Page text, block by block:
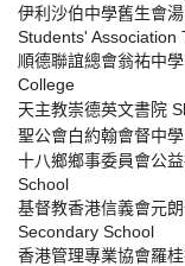
伊利沙伯中學舊生會
Students' Association
順德聯誼總會翁祐中
College
天主教崇德英文書院
聖公會白約翰會督中
十八鄉鄉事委員會公
School
基督教香港信義會元
Secondary School
香港管理專業協會羅